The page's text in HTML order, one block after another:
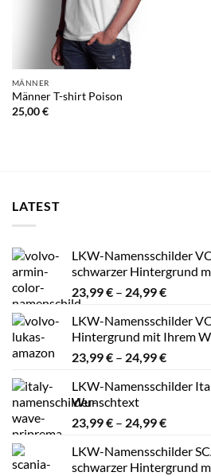
MÄNNER
Männer T-shirt Poison
25,00€
LATEST
LKW-Namensschilder
schwarzer Hintergrund
23,99€ – 24,99€
bis
24,99 €
LKW-Namensschilder
Hintergrund mit Ihrem
23,99€ – 24,99€
bis
LKW-Namensschilder
Wunschtext
23,99€ – 24,99€
bis
24,99 €
LKW-Namensschilder
schwarzer Hintergrund